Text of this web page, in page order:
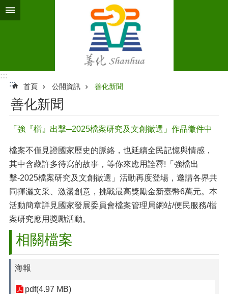
跳到主要內容區塊
:::
:::
首頁 公開資訊 善化新聞
善化新聞
「強『檔』出擊─2025檔案研究及文創徵選」作品徵件中
檔案不僅見證國家歷史的脈絡，也延續全民記憶與情感，
其中含藏許多待寫的故事，等你來應用詮釋!「強檔出
擊-2025檔案研究及文創徵選」活動再度登場，邀請各界共
同揮灑文采、激盪創意，挑戰最高獎勵金新臺幣6萬元。本
活動簡章詳見國家發展委員會檔案管理局網站/便民服務/檔
案研究應用獎勵活動。
相關檔案
海報
pdf(4.97 MB)